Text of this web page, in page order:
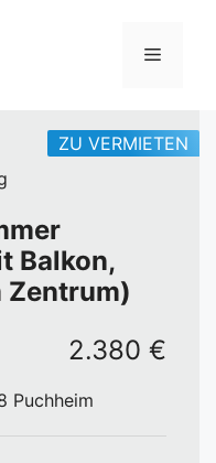
Menü
ZU VERMIETEN
Balkon,
Zentrum)
Puchheim
2.380 €